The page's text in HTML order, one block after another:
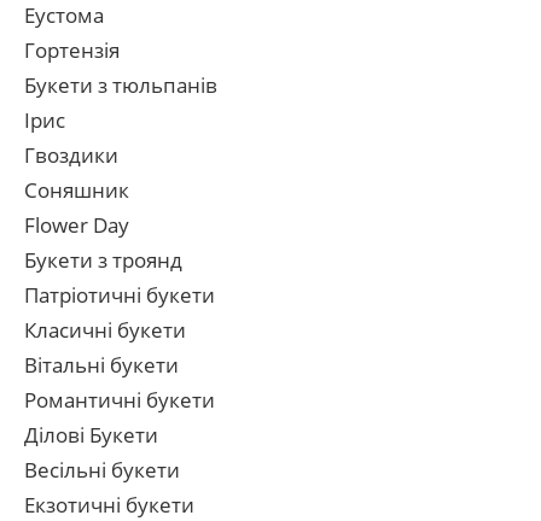
Еустома
Гортензія
Букети з тюльпанів
Ірис
Гвоздики
Соняшник
Flower Day
Букети з троянд
Патріотичні букети
Класичні букети
Вітальні букети
Романтичні букети
Ділові Букети
Весільні букети
Екзотичні букети